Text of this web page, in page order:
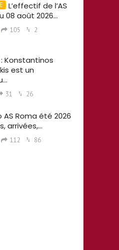
L’effectif de l’AS
08 août 2026…
105 2
: Konstantinos
est un
31 26
Roma été 2026
arrivées,…
112 86